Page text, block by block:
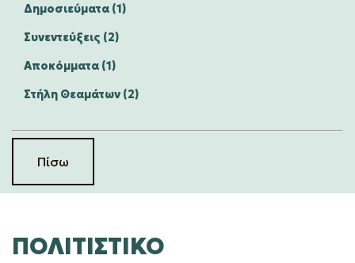
Δημοσιεύματα (1)
Συνεντεύξεις (2)
Αποκόμματα (1)
Στήλη Θεαμάτων (2)
Πίσω
ΠΟΛΙΤΙΣΤΙΚΌ